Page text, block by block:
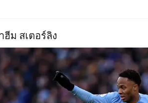
ฮีม สเตอร์ลิง